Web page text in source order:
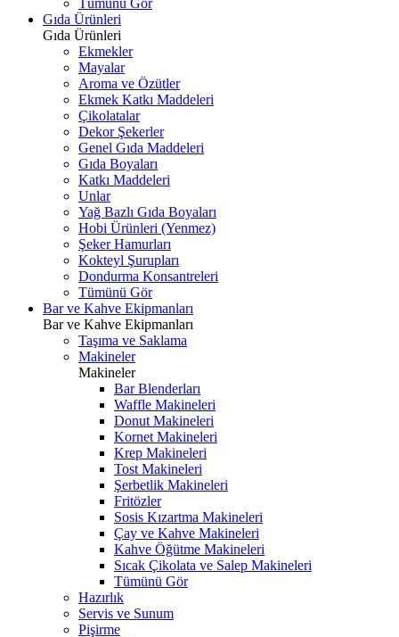
Tümünü Gör
Gıda Ürünleri
Gıda Ürünleri
Ekmekler
Mayalar
Aroma ve Özütler
Ekmek Katkı Maddeleri
Çikolatalar
Dekor Şekerler
Genel Gıda Maddeleri
Gıda Boyaları
Katkı Maddeleri
Unlar
Yağ Bazlı Gıda Boyaları
Hobi Ürünleri (Yenmez)
Şeker Hamurları
Kokteyl Şurupları
Dondurma Konsantreleri
Tümünü Gör
Bar ve Kahve Ekipmanları
Bar ve Kahve Ekipmanları
Taşıma ve Saklama
Makineler
Makineler
Bar Blenderları
Waffle Makineleri
Donut Makineleri
Kornet Makineleri
Krep Makineleri
Tost Makineleri
Şerbetlik Makineleri
Fritözler
Sosis Kızartma Makineleri
Çay ve Kahve Makineleri
Kahve Öğütme Makineleri
Sıcak Çikolata ve Salep Makineleri
Tümünü Gör
Hazırlık
Servis ve Sunum
Pişirme